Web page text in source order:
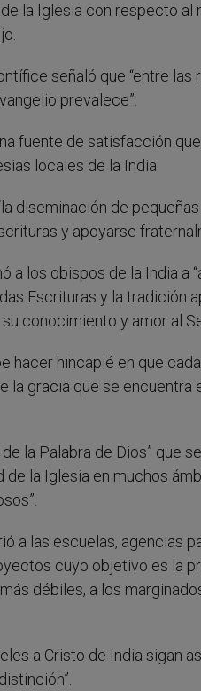
la Iglesia con respecto al
señaló que “entre
prevalece”.
fuente de satisfacción
locales de la India.
diseminación de
y apoyarse
a los obispos de la India a
Escrituras y la tradición
conocimiento y amor al
hacer hincapié en que
la gracia que se encuentra
la Palabra de Dios” que
de la Iglesia en muchos
a las escuelas, agencias
cuyo objetivo es la
débiles, a los
a Cristo de India sigan